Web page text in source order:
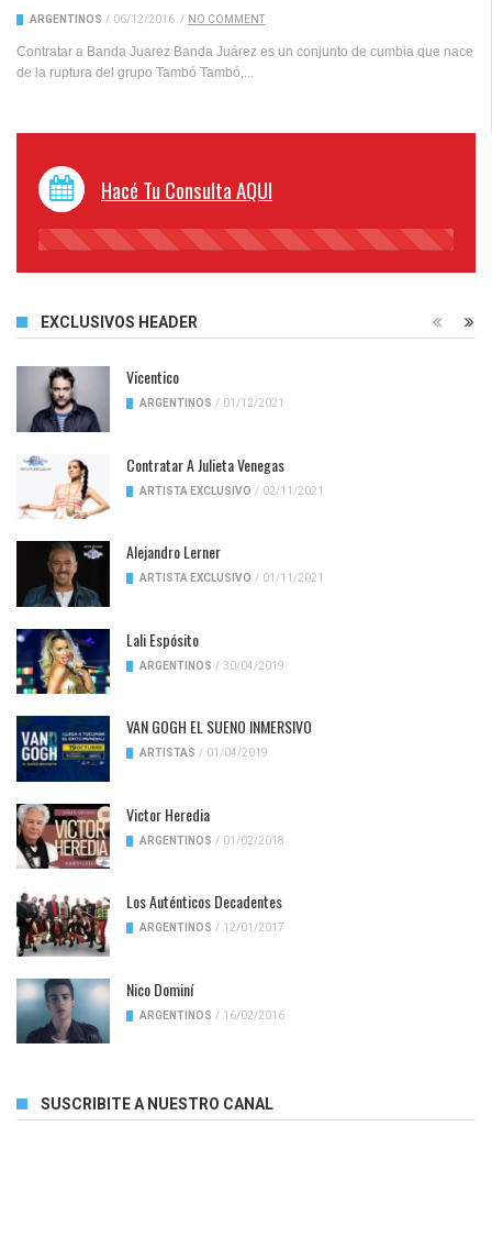
ARGENTINOS / 06/12/2016 / NO COMMENT
Contratar a Banda Juarez Banda Juárez es un conjunto de cumbia que nace
de la ruptura del grupo Tambó Tambó,...
Hacé Tu Consulta AQUI
45%
EXCLUSIVOS HEADER
Vicentico
ARGENTINOS / 01/12/2021
Contratar A Julieta Venegas
ARTISTA EXCLUSIVO / 02/11/2021
Alejandro Lerner
ARTISTA EXCLUSIVO / 01/11/2021
Lali Espósito
ARGENTINOS / 30/04/2019
VAN GOGH EL SUENO INMERSIVO
ARTISTAS / 01/04/2019
Victor Heredia
ARGENTINOS / 01/02/2018
Los Auténticos Decadentes
ARGENTINOS / 12/01/2017
Nico Dominí
ARGENTINOS / 16/02/2016
SUSCRIBITE A NUESTRO CANAL